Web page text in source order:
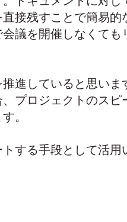
接残すことで簡易的
議を開催しなくても
進していると思いま
プロジェクトのスピ
。
する手段として活用